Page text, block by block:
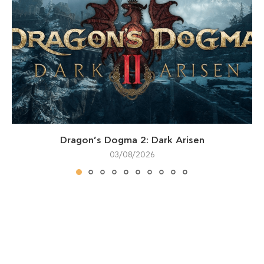
Dragon’s Dogma 2: Dark Arisen
03/08/2026